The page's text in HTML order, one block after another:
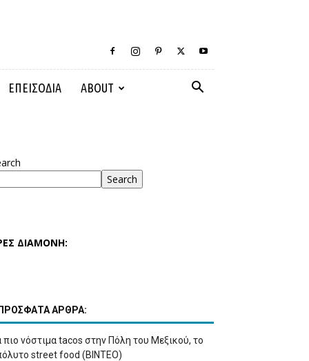
ΕΠΕΙΣΟΔΙΑ ABOUT
Search
ΔΙΑΜΟΝΗ:
ΠΡΟΣΦΑΤΑ ΑΡΘΡΑ:
πιο νόστιμα tacos στην Πόλη του Μεξικού, το
street food (ΒΙΝΤΕΟ)